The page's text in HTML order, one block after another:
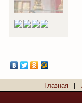
Главная